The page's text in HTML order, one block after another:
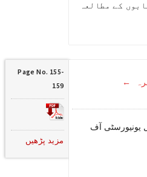
کے مطالعہ
←
یونیورسٹی آف
Page No. 155-
159
مزید پڑھیں